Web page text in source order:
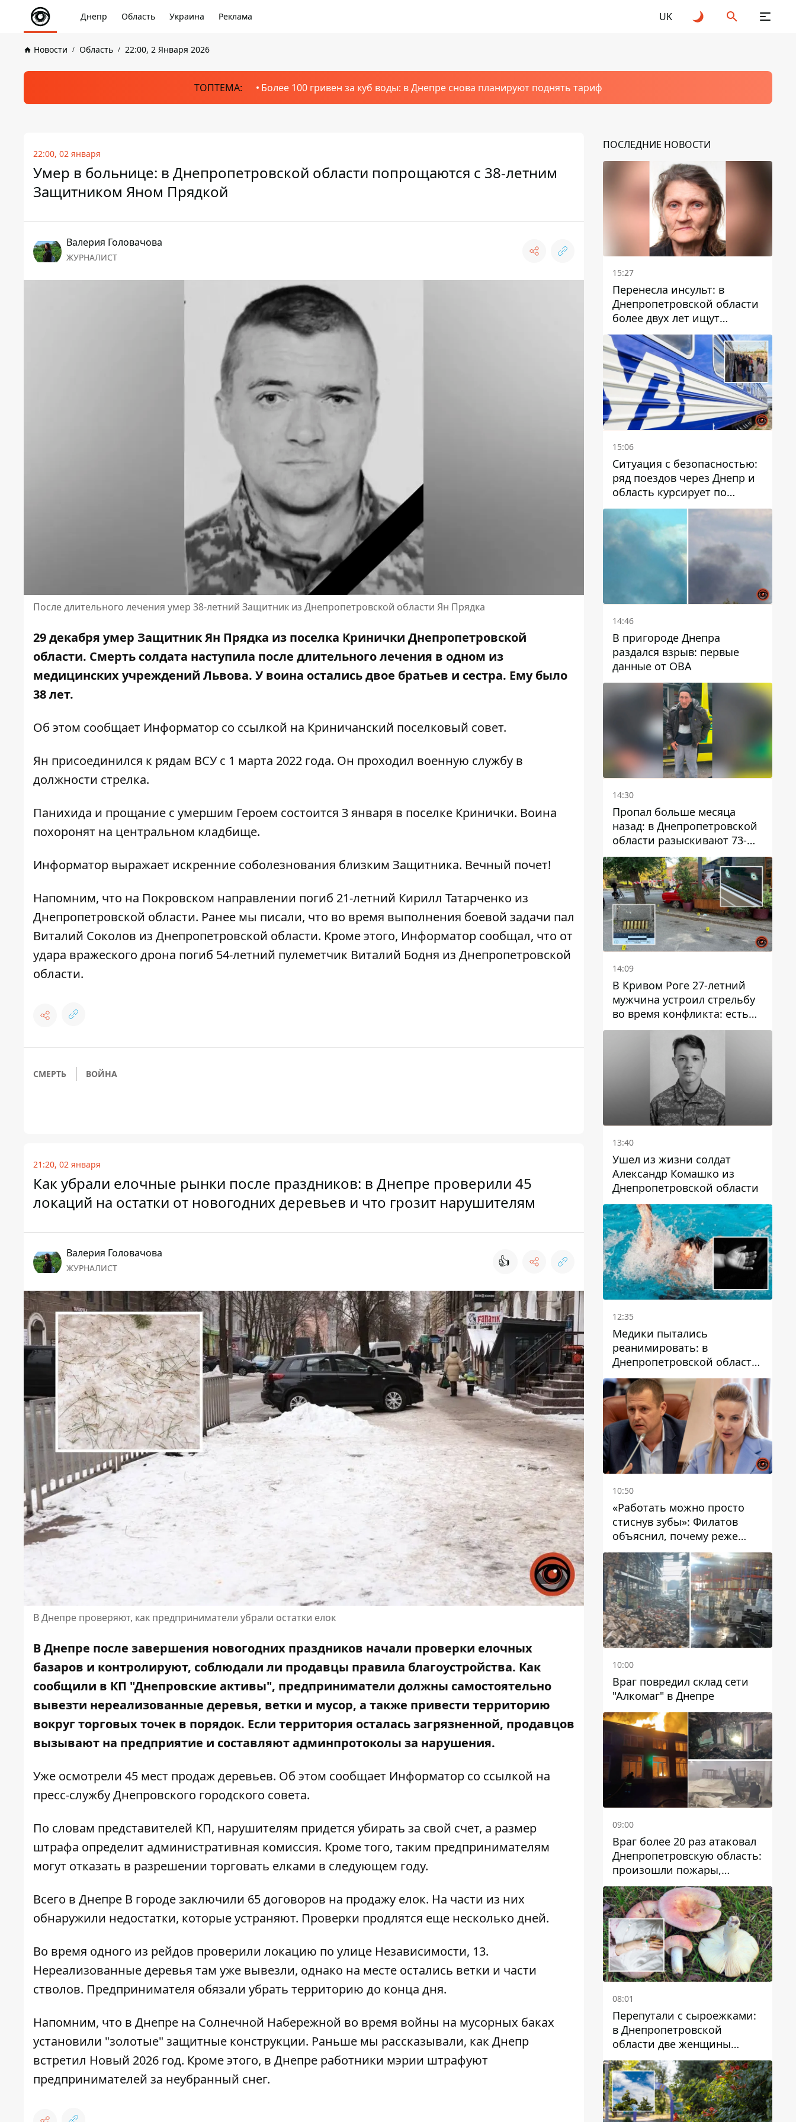
Днепр Область Украина Реклама UK
Новости Область 22:00, 2 Января 2026
ТОПТЕМА: Более 100 гривен за куб воды: в Днепре снова планируют поднять тариф
22:00, 02 января
Умер в больнице: в Днепропетровской области попрощаются с 38-летним
Защитником Яном Прядкой
Валерия Головачова
ЖУРНАЛИСТ
После длительного лечения умер 38-летний Защитник из Днепропетровской области Ян Прядка
29 декабря умер Защитник Ян Прядка из поселка Кринички Днепропетровской
области. Смерть солдата наступила после длительного лечения в одном из
медицинских учреждений Львова. У воина остались двое братьев и сестра. Ему было
38 лет.
Об этом сообщает Информатор со ссылкой на Криничанский поселковый совет.
Ян присоединился к рядам ВСУ с 1 марта 2022 года. Он проходил военную службу в
должности стрелка.
Панихида и прощание с умершим Героем состоится 3 января в поселке Кринички. Воина
похоронят на центральном кладбище.
Информатор выражает искренние соболезнования близким Защитника. Вечный почет!
Напомним, что на Покровском направлении погиб 21-летний Кирилл Татарченко из
Днепропетровской области. Ранее мы писали, что во время выполнения боевой задачи пал
Виталий Соколов из Днепропетровской области. Кроме этого, Информатор сообщал, что от
удара вражеского дрона погиб 54-летний пулеметчик Виталий Бодня из Днепропетровской
области.
СМЕРТЬ ВОЙНА
21:20, 02 января
Как убрали елочные рынки после праздников: в Днепре проверили 45
локаций на остатки от новогодних деревьев и что грозит нарушителям
Валерия Головачова
ЖУРНАЛИСТ 👍
В Днепре проверяют, как предприниматели убрали остатки елок
В Днепре после завершения новогодних праздников начали проверки елочных
базаров и контролируют, соблюдали ли продавцы правила благоустройства. Как
сообщили в КП "Днепровские активы", предприниматели должны самостоятельно
вывезти нереализованные деревья, ветки и мусор, а также привести территорию
вокруг торговых точек в порядок. Если территория осталась загрязненной, продавцов
вызывают на предприятие и составляют админпротоколы за нарушения.
Уже осмотрели 45 мест продаж деревьев. Об этом сообщает Информатор со ссылкой на
пресс-службу Днепровского городского совета.
По словам представителей КП, нарушителям придется убирать за свой счет, а размер
штрафа определит административная комиссия. Кроме того, таким предпринимателям
могут отказать в разрешении торговать елками в следующем году.
Всего в Днепре В городе заключили 65 договоров на продажу елок. На части из них
обнаружили недостатки, которые устраняют. Проверки продлятся еще несколько дней.
Во время одного из рейдов проверили локацию по улице Независимости, 13.
Нереализованные деревья там уже вывезли, однако на месте остались ветки и части
стволов. Предпринимателя обязали убрать территорию до конца дня.
Напомним, что в Днепре на Солнечной Набережной во время войны на мусорных баках
установили "золотые" защитные конструкции. Раньше мы рассказывали, как Днепр
встретил Новый 2026 год. Кроме этого, в Днепре работники мэрии штрафуют
предпринимателей за неубранный снег.
ПОСЛЕДНИЕ НОВОСТИ
15:27
Перенесла инсульт: в
Днепропетровской области
более двух лет ищут
пропавшую женщину
15:06
Ситуация с безопасностью:
ряд поездов через Днепр и
область курсирует по
измененному маршруту, а
часть пути заменили
автобусами и электричками
14:46
В пригороде Днепра
раздался взрыв: первые
данные от ОВА
14:30
Пропал больше месяца
назад: в Днепропетровской
области разыскивают 73-
летнего мужчину
14:09
В Кривом Роге 27-летний
мужчина устроил стрельбу
во время конфликта: есть
раненый
13:40
Ушел из жизни солдат
Александр Комашко из
Днепропетровской области
12:35
Медики пытались
реанимировать: в
Днепропетровской области
двухлетний мальчик утонул
в бассейне
10:50
«Работать можно просто
стиснув зубы»: Филатов
объяснил, почему реже
пишет в соцсетях и
раскритиковал медийность
чиновников
10:00
Враг повредил склад сети
"Алкомаг" в Днепре
09:00
Враг более 20 раз атаковал
Днепропетровскую область:
произошли пожары,
повреждены дома,
инфраструктура и авто
08:01
Перепутали с сыроежками:
в Днепропетровской
области две женщины
отравились грибами